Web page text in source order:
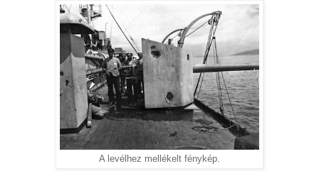
A levélhez mellékelt fénykép.